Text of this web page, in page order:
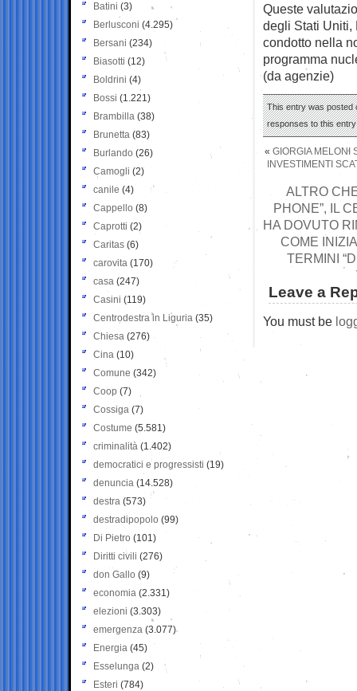
Queste
degli Stati Uniti,
condotto nella
programma
(da agenzie)
This entry was posted
responses to this
« GIORGIA MELONI
INVESTIMENTI
ALTRO
PHONE”, IL
HA DOVUTO
COME
TERMINI
Leave a
You must be
Batini (3)
Berlusconi (4.295)
Bersani (234)
Biasotti (12)
Boldrini (4)
Bossi (1.221)
Brambilla (38)
Brunetta (83)
Burlando (26)
Camogli (2)
canile (4)
Cappello (8)
Caprotti (2)
Caritas (6)
carovita (170)
casa (247)
Casini (119)
Centrodestra in Liguria (35)
Chiesa (276)
Cina (10)
Comune (342)
Coop (7)
Cossiga (7)
Costume (5.581)
criminalità (1.402)
democratici e progressisti (19)
denuncia (14.528)
destra (573)
destradipopolo (99)
Di Pietro (101)
Diritti civili (276)
don Gallo (9)
economia (2.331)
elezioni (3.303)
emergenza (3.077)
Energia (45)
Esselunga (2)
Esteri (784)